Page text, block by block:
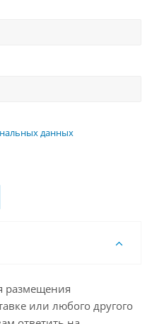
данных
размещения
или любого другого